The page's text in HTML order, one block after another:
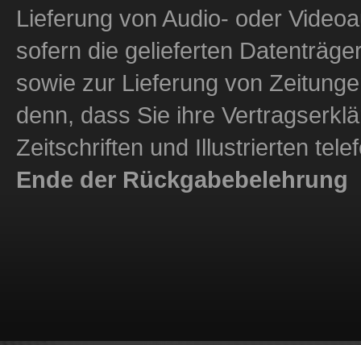
Lieferung von Audio- oder
sofern die gelieferten
sowie zur Lieferung von
denn, dass Sie ihre
Zeitschriften und Illustrierten
Ende der Rückgabebelehrung